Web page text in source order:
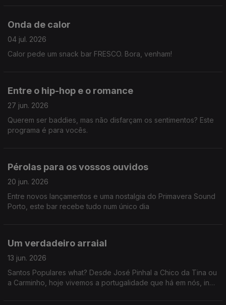
Onda de calor
04 jul. 2026
Calor pede um snack bar FRESCO. Bora, venham!
Entre o hip-hop e o romance
27 jun. 2026
Querem ser baddies, mas não disfarçam os sentimentos? Este
programa é para vocês.
Pérolas para os vossos ouvidos
20 jun. 2026
Entre novos lançamentos e uma nostalgia do Primavera Sound
Porto, este bar recebe tudo num único dia
Um verdadeiro arraial
13 jun. 2026
Santos Populares what? Desde José Pinhal a Chico da Tina ou
a Carminho, hoje vivemos a portugalidade que há em nós, indo